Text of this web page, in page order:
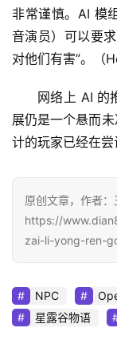
非常谨慎。AI 模
音演员）可以要
对他们有害”。（
网络上 AI 的
展仍是一个悬而
计的玩家已经在尝
原创文章，作者：
https://
zai-li-yong-ren-
NPC
星露谷物语